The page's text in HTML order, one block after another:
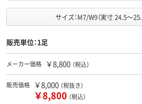
サイズ：M7/W9（実寸 24.5～
販売単位：1足
メーカー価格 ￥8,800 （税込）
販売価格 ￥8,000 （税抜き）
￥8,800 （税込）